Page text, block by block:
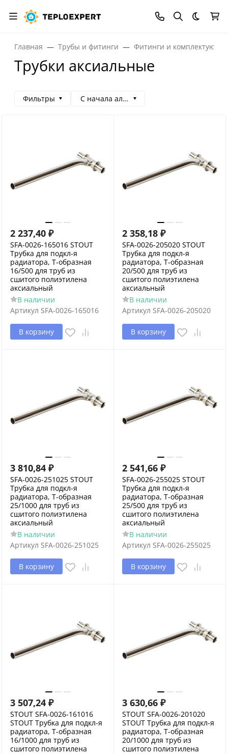
Темная
Главная Трубы и фитинги Фитинги и
Трубки аксиальные
Фильтры С начала алфавита
2 237,40 ₽
SFA-0026-165016 STOUT
Трубка для подкл-я
радиатора, Т-образная
16/500 для труб из
сшитого полиэтилена
аксиальный
В наличии
Артикул SFA-0026-165016
В корзину
2 358,18 ₽
SFA-0026-205020 STOUT
Трубка для подкл-я
радиатора, Т-образная
20/500 для труб из
сшитого полиэтилена
аксиальный
В наличии
Артикул SFA-0026-205020
В корзину
3 810,84 ₽
SFA-0026-251025 STOUT
Трубка для подкл-я
радиатора, Т-образная
25/1000 для труб из
сшитого полиэтилена
аксиальный
В наличии
Артикул SFA-0026-251025
В корзину
2 541,66 ₽
SFA-0026-255025 STOUT
Трубка для подкл-я
радиатора, Т-образная
25/500 для труб из
сшитого полиэтилена
аксиальный
В наличии
Артикул SFA-0026-255025
В корзину
3 507,24 ₽
STOUT SFA-0026-161016
STOUT Трубка для подкл-я
радиатора, Т-образная
16/1000 для труб из
сшитого полиэтилена
3 630,66 ₽
STOUT SFA-0026-201020
STOUT Трубка для подкл-я
радиатора, Т-образная
20/1000 для труб из
сшитого полиэтилена